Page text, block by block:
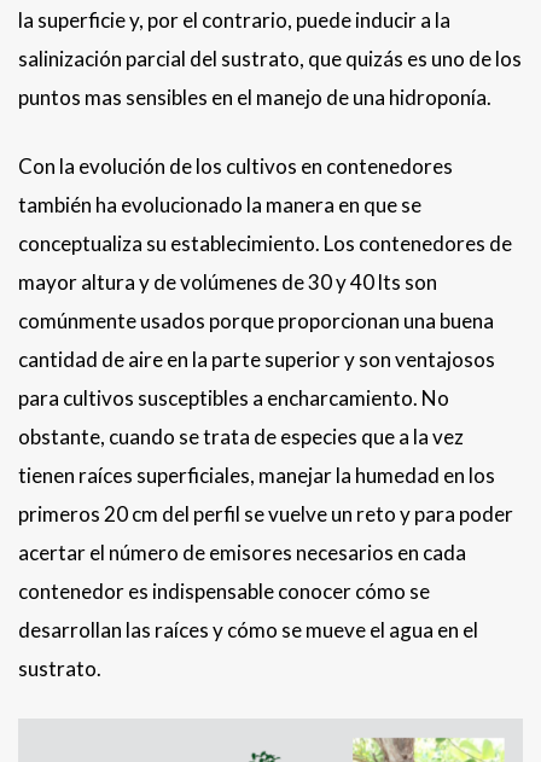
la superficie y, por el contrario, puede inducir a la
salinización parcial del sustrato, que quizás es uno de los
puntos mas sensibles en el manejo de una hidroponía.
Con la evolución de los cultivos en contenedores
también ha evolucionado la manera en que se
conceptualiza su establecimiento. Los contenedores de
mayor altura y de volúmenes de 30 y 40 lts son
comúnmente usados porque proporcionan una buena
cantidad de aire en la parte superior y son ventajosos
para cultivos susceptibles a encharcamiento. No
obstante, cuando se trata de especies que a la vez
tienen raíces superficiales, manejar la humedad en los
primeros 20 cm del perfil se vuelve un reto y para poder
acertar el número de emisores necesarios en cada
contenedor es indispensable conocer cómo se
desarrollan las raíces y cómo se mueve el agua en el
sustrato.